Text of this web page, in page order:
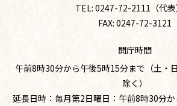
TEL: 0247-72-2111（代
FAX: 0247-72-3121
開庁時間
午前8時30分から午後5時15分まで（土・
除く）
延長日時：毎月第2日曜日：午前8時30分